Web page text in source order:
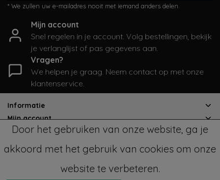
* We zullen uw e-mailadres nooit met iemand anders delen.
Mijn account
Snel regelen in je account. Volg bestellingen, bekijk
je verlanglijst of pas gegevens aan.
Vragen?
We helpen je graag. Neem contact op met onze
klantenservice.
Informatie
Mijn account
Categorieën
Contactgegevens
© Copyright 2026 - SampleSale4Kids | RealisatieInStijl Media
Door het gebruiken van onze website, ga je
akkoord met het gebruik van cookies om onze
website te verbeteren.